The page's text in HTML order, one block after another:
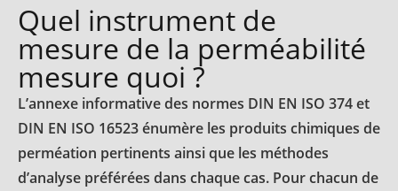
Quel instrument de
mesure de la perméabilité
mesure quoi ?
L’annexe informative des normes DIN EN ISO 374 et
DIN EN ISO 16523 énumère les produits chimiques de
perméation pertinents ainsi que les méthodes
d’analyse préférées dans chaque cas. Pour chacun de